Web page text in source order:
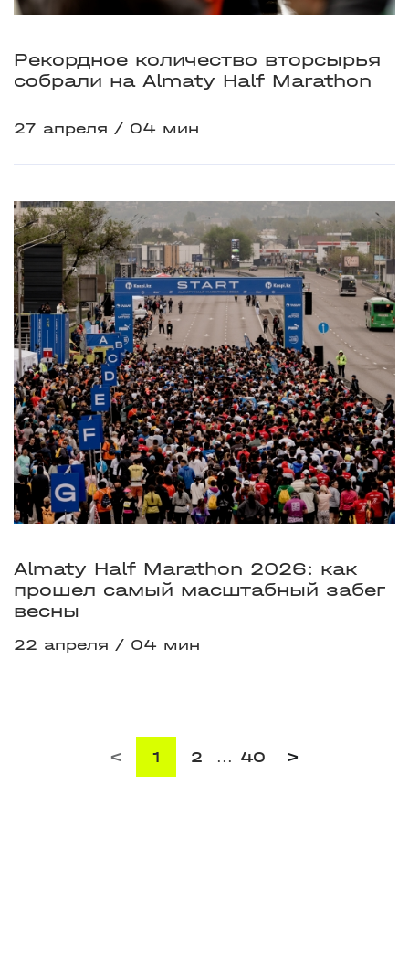
Рекордное количество вторсырья
собрали на Almaty Half Marathon
27 апреля 04 мин
Almaty Half Marathon 2026: как
прошел самый масштабный забег
весны
22 апреля 04 мин
< 1 2 ... 40 >